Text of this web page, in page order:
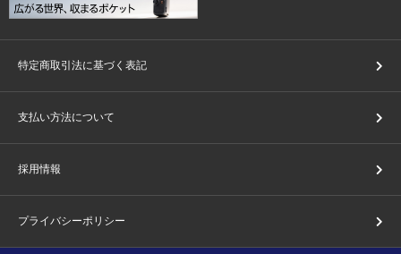
特定商取引法に基づく表記
支払い方法について
採用情報
プライバシーポリシー